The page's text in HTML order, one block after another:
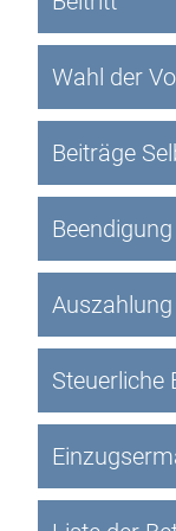
Wahl der
Beiträge
Beendigung
Auszahlung
Steuerliche